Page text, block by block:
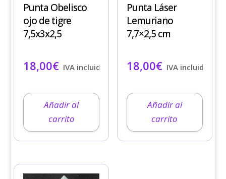
Punta Obelisco
ojo de tigre
7,5x3x2,5
18,00€ IVA incluido
Añadir al
carrito
Punta Láser
Lemuriano
7,7×2,5 cm
18,00€ IVA incluido
Añadir al
carrito